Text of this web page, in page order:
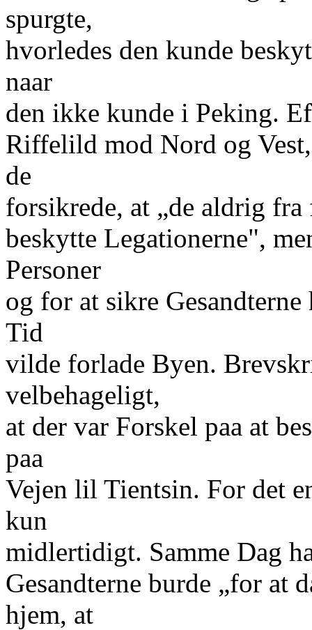
spurgte,
hvorledes den kunde
naar
den ikke kunde i Peking.
Riffelild mod Nord og
de
forsikrede, at „de aldrig
beskytte Legationerne",
Personer
og for at sikre
Tid
vilde forlade Byen.
velbehageligt,
at der var Forskel paa at
paa
Vejen lil Tientsin. For det
kun
midlertidigt. Samme Dag
Gesandterne burde „for at
hjem, at